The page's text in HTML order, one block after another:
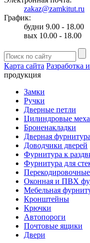
zakaz@zamkitut.ru
График:
будни 9.00 - 18.00
вых 10.00 - 18.00
Карта сайта
продукция
Замки
Ручки
Дверные петли
Цилиндровые
Броненакладки
Дверная фурнитура
Доводчики дверей
Фурнитура к
Фурнитура для
Оконная и ПВХ
Мебельная
Кронштейны
Крючки
Автопороги
Почтовые ящики
Двери